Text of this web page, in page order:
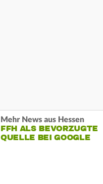
Mehr News aus Hessen
FFH ALS BEVORZUGTE
QUELLE BEI GOOGLE